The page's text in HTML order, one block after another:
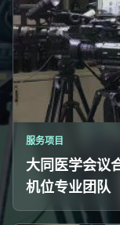
服务项目
大同医学会议
机位专业团队